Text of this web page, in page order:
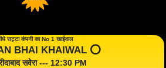
सट्टा कंपनी का No 1 खाईवाल
BHAI KHAIWAL ⭕️
सवेरा --- 12:30 PM